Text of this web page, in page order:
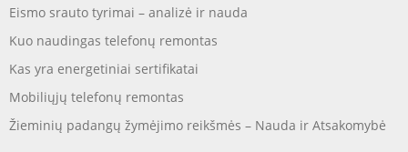
Eismo srauto tyrimai – analizė ir nauda
Kuo naudingas telefonų remontas
Kas yra energetiniai sertifikatai
Mobiliųjų telefonų remontas
Žieminių padangų žymėjimo reikšmės – Nauda ir Atsakomybė